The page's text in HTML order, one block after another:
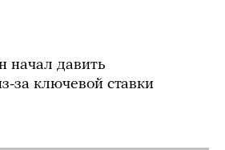
начал давить
за ключевой ставки